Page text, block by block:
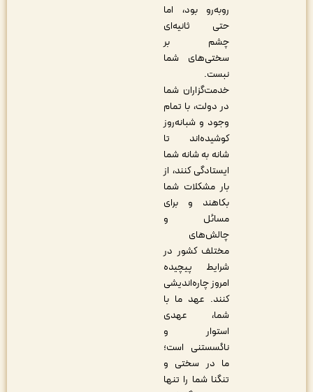
روبه‌رو بود، اما
حتی ثانیه‌ای
چشم بر
سختی‌های شما
خدمت‌گزاران شما
در دولت، با تمام
وجود و شبانه‌روز
کوشیده‌اند تا
شانه به شانه شما
ایستادگی کنند، از
بار مشکلات شما
بکاهند و برای
مسائل و
چالش‌های
مختلف کشور در
شرایط پیچیده
امروز چاره‌اندیشی
کنند. عهد ما با
شما، عهدی
استوار و
ناگسستنی است؛
ما در سختی و
تنگنا شما را تنها